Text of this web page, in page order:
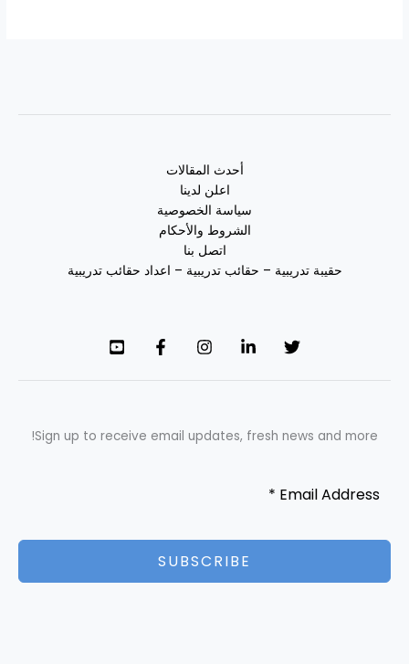
أحدث المقالات
اعلن لدينا
سياسة الخصوصية
الشروط والأحكام
اتصل بنا
حقيبة تدريبية – حقائب تدريبية – اعداد حقائب تدريبية
Sign up to receive email updates, fresh news and more!
SUBSCRIBE